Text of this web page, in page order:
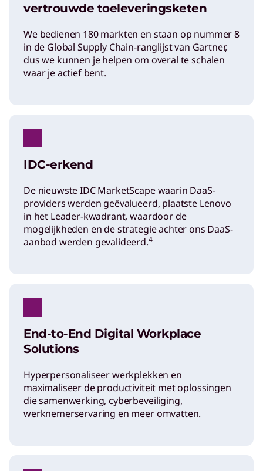
vertrouwde toeleveringsketen
We bedienen 180 markten en staan op nummer 8
in de Global Supply Chain-ranglijst van Gartner,
dus we kunnen je helpen om overal te schalen
waar je actief bent.
IDC-erkend
De nieuwste IDC MarketScape waarin DaaS-
providers werden geëvalueerd, plaatste Lenovo
in het Leader-kwadrant, waardoor de
mogelijkheden en de strategie achter ons DaaS-
aanbod werden gevalideerd.4
End-to-End Digital Workplace
Solutions
Hyperpersonaliseer werkplekken en
maximaliseer de productiviteit met oplossingen
die samenwerking, cyberbeveiliging,
werknemerservaring en meer omvatten.